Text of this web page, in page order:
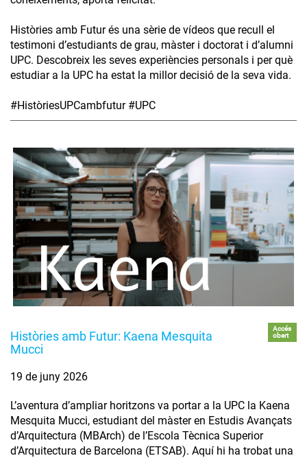
Històries amb Futur és una sèrie de vídeos que recull el
testimoni d’estudiants de grau, màster i doctorat i d’alumni
UPC. Descobreix les seves experiències personals i per què
estudiar a la UPC ha estat la millor decisió de la seva vida.
#HistòriesUPCambfutur #UPC
Històries amb Futur: Kaena Mesquita
Mucci
Accés
obert
19 de juny 2026
L’aventura d’ampliar horitzons va portar a la UPC la Kaena
Mesquita Mucci, estudiant del màster en Estudis Avançats
d’Arquitectura (MBArch) de l’Escola Tècnica Superior
d’Arquitectura de Barcelona (ETSAB). Aquí hi ha trobat una